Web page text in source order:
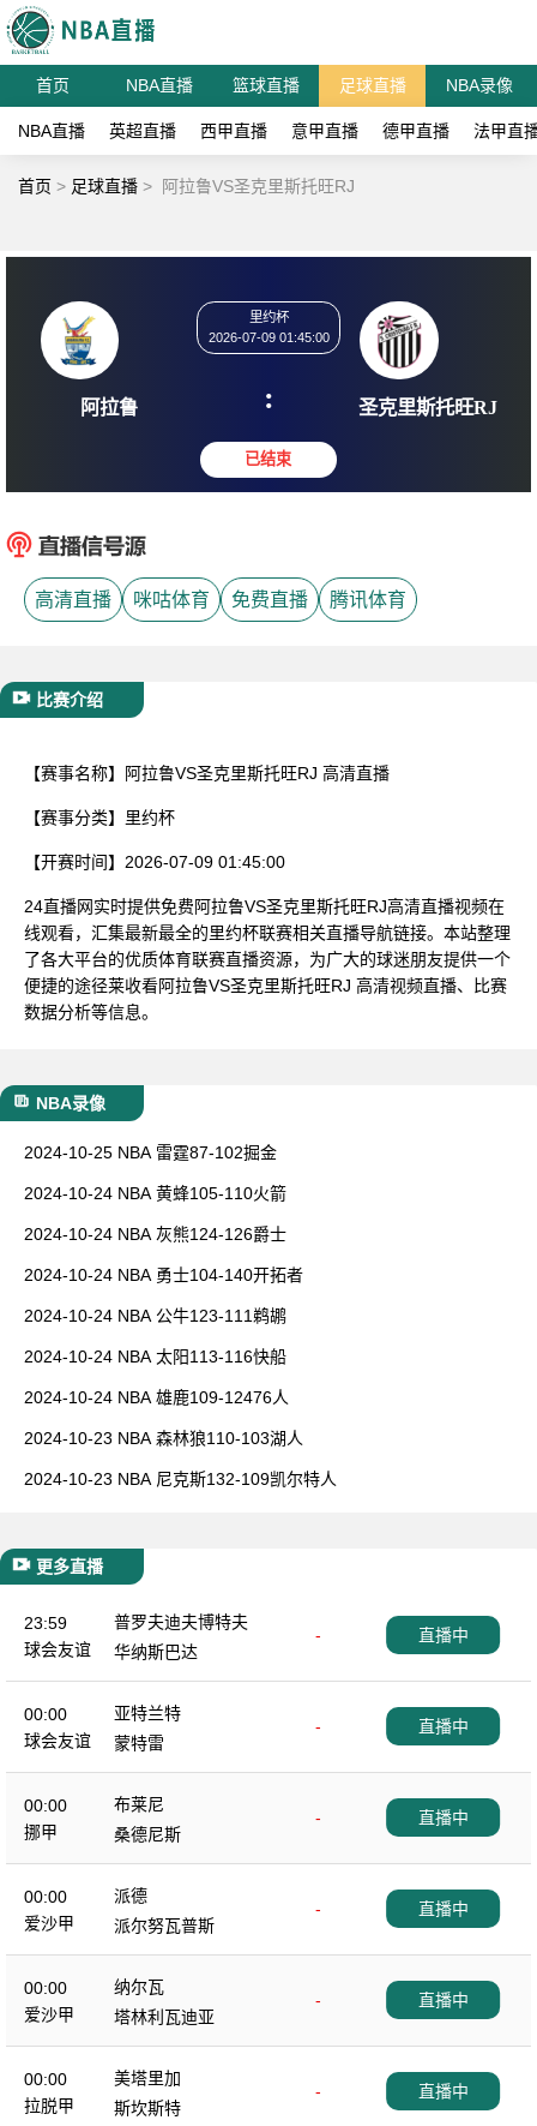
首页 NBA直播 篮球直播 足球直播 NBA录像
NBA直播 英超直播 西甲直播 意甲直播 德甲直播 法甲直
首页 > 足球直播 > 阿拉鲁VS圣克里斯托旺RJ
阿拉鲁
2026-07-09 01:45:00
: 圣克里
高清直播 咪咕体育 免费直播 腾讯体育
比赛介绍
【赛事名称】 阿拉鲁VS圣克里斯托旺RJ 高清直播
【赛事分类】 里约杯
【开赛时间】 2026-07-09 01:45:00
24直播网实时提供免费阿拉鲁VS圣克里斯托旺RJ高清直播视频在
线观看，汇集最新最全的里约杯联赛相关直播导航链接。本站整理
了各大平台的优质体育联赛直播资源，为广大的球迷朋友提供一个
便捷的途径莱收看阿拉鲁VS圣克里斯托旺RJ 高清视频直播、比赛
数据分析等信息。
NBA录像
2024-10-25 NBA 雷霆87-102掘金
2024-10-24 NBA 黄蜂105-110火箭
2024-10-24 NBA 灰熊124-126爵士
2024-10-24 NBA 勇士104-140开拓者
2024-10-24 NBA 公牛123-111鹈鹕
2024-10-24 NBA 太阳113-116快船
2024-10-24 NBA 雄鹿109-12476人
2024-10-23 NBA 森林狼110-103湖人
2024-10-23 NBA 尼克斯132-109凯尔特人
更多直播
23:59
球会友谊
普罗夫迪夫博特夫
-
华纳斯巴达
直播中
00:00
球会友谊
亚特兰特
-
蒙特雷
直播中
00:00
挪甲
布莱尼
-
桑德尼斯
直播中
00:00
爱沙甲
派德
-
派尔努瓦普斯
直播中
00:00
爱沙甲
纳尔瓦
-
塔林利瓦迪亚
直播中
00:00
拉脱甲
美塔里加
-
斯坎斯特
直播中